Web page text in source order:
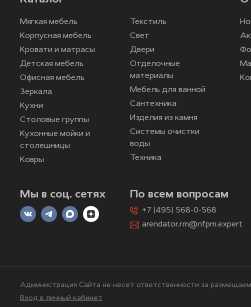
Мягкая мебель
Корпусная мебель
Кровати и матрасы
Детская мебель
Офисная мебель
Зеркала
Кухни
Столовые группы
Кухонные мойки и
столешницы
Ковры
Текстиль
Свет
Двери
Отделочные
материалы
Мебель для ванной
Сантехника
Изделия из камня
Системы очистки
воды
Техника
Мы в соц. сетях По всем вопросам
+7 (495) 568-0-568
arendator.rm@nfpm.expert
Администрация Сайта не несет ответственности за
Вход в личный кабинет